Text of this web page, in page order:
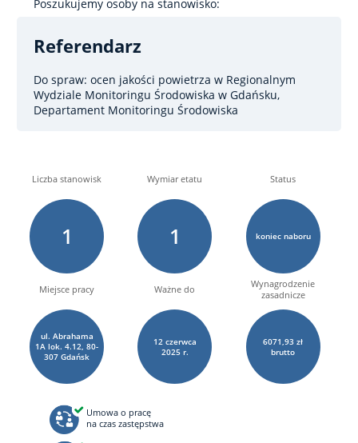
Poszukujemy osoby na stanowisko:
Referendarz
Do spraw: ocen jakości powietrza w Regionalnym
Wydziale Monitoringu Środowiska w Gdańsku,
Departament Monitoringu Środowiska
Liczba stanowisk
1
Wymiar etatu
1
Status
koniec naboru
Miejsce pracy
ul. Abrahama
1A lok. 4.12, 80-
307 Gdańsk
Ważne do
12 czerwca
2025 r.
Wynagrodzenie
zasadnicze
6071,93 zł
brutto
Umowa o pracę
na czas zastępstwa